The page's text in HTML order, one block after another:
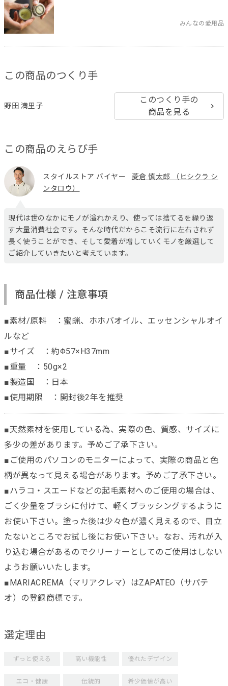
みんなの愛用品
この商品のつくり手
野田 満里子
このつくり手の
商品を見る
この商品のえらび手
スタイルストア バイヤー
菱倉 慎太郎 （ヒシクラ シ
ンタロウ）
現代は世のなかにモノが溢れかえり、使っては捨てるを繰り返
す大量消費社会です。そんな時代だからこそ流行に左右されず
長く使うことができ、そして愛着が増していくモノを厳選して
ご紹介していきたいと考えています。
商品仕様 / 注意事項
■素材/原料 ：蜜蝋、ホホバオイル、エッセンシャルオイ
ルなど
■サイズ ：約Φ57×H37mm
■重量 ：50g×2
■製造国 ：日本
■使用期限 ：開封後2年を推奨
■天然素材を使用している為、実際の色、質感、サイズに
多少の差があります。予めご了承下さい。
■ご使用のパソコンのモニターによって、実際の商品と色
柄が異なって見える場合があります。予めご了承下さい。
■ハラコ・スエードなどの起毛素材へのご使用の場合は、
ごく少量をブラシに付けて、軽くブラッシングするように
お使い下さい。塗った後は少々色が濃く見えるので、目立
たないところでお試し後にお使い下さい。なお、汚れが入
り込む場合があるのでクリーナーとしてのご使用はしない
ようお願いいたします。
■MARIACREMA（マリアクレマ）はZAPATEO（サパテ
オ）の登録商標です。
選定理由
ずっと使える 高い機能性 優れたデザイン
エコ・健康 伝統的 希少価値が高い